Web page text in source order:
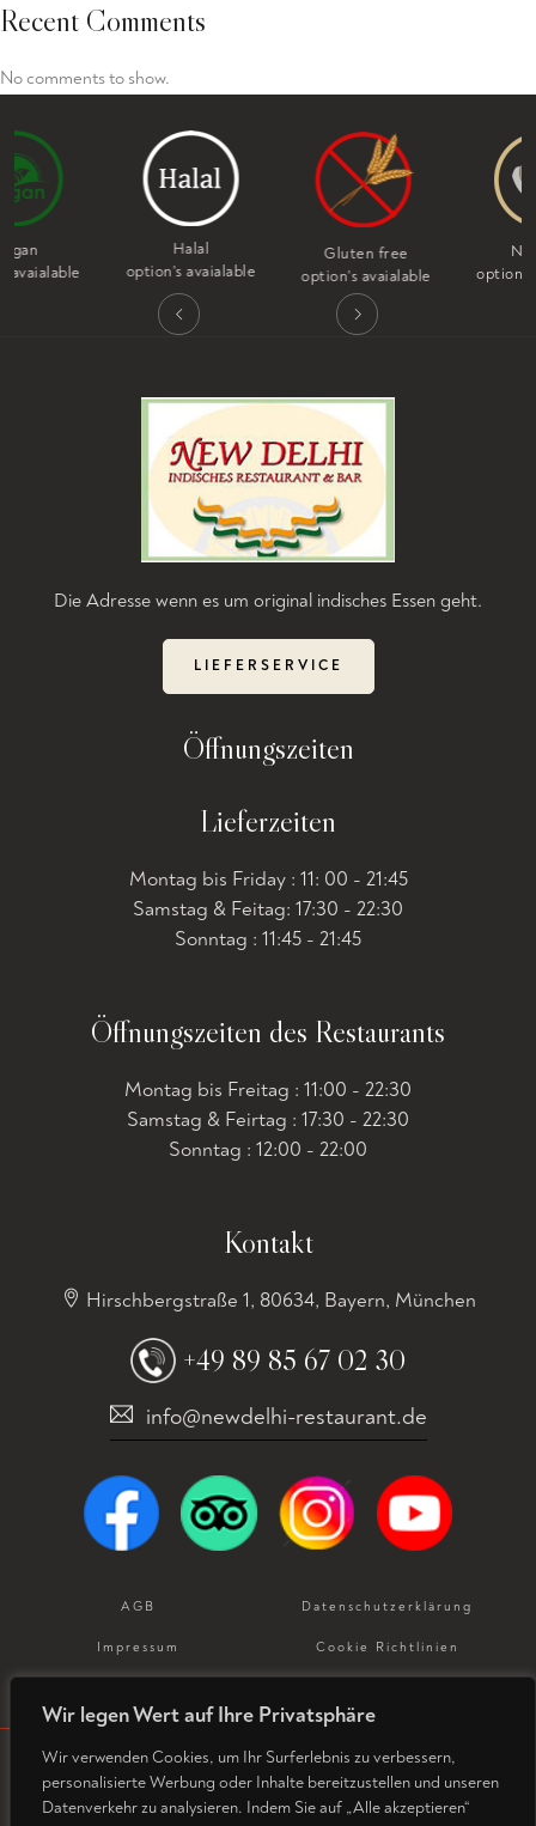
Wir legen Wert auf Ihre Privatsphäre
Wir verwenden Cookies, um Ihr Surferlebnis zu verbessern,
personalisierte Werbung oder Inhalte bereitzustellen und unseren
Datenverkehr zu analysieren. Indem Sie auf „Alle akzeptieren“
Recent Comments
No comments to show.
option's avaialable
option's avaialable
option's avaialable
Die Adresse wenn es um original indisches Essen geht.
LIEFERSERVICE
Öffnungszeiten
Lieferzeiten
Montag bis Friday : 11: 00 - 21:45
Samstag & Feitag: 17:30 - 22:30
Sonntag : 11:45 - 21:45
Öffnungszeiten des Restaurants
Montag bis Freitag : 11:00 - 22:30
Samstag & Feirtag : 17:30 - 22:30
Sonntag : 12:00 - 22:00
Kontakt
Hirschbergstraße 1, 80634, Bayern, München
+49 89 85 67 02 30
info@newdelhi-restaurant.de
AGB Datenschutz­erklärung
Impressum Cookie Richtlinien
© Copyright 2026. Designed and Developed by
SGDigital Services Pvt Ltd.All rights reserved.